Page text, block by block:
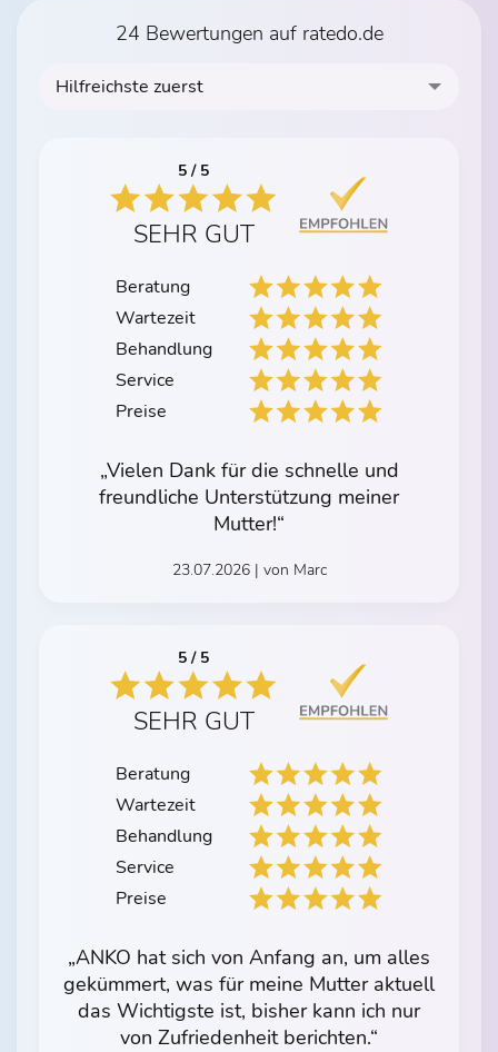
24 Bewertungen auf ratedo.de
Hilfreichste zuerst
5 / 5
SEHR GUT
Beratung
Wartezeit
Behandlung
Service
Preise
„Vielen Dank für die schnelle und
freundliche Unterstützung meiner
Mutter!“
23.07.2026 | von Marc
5 / 5
SEHR GUT
Beratung
Wartezeit
Behandlung
Service
Preise
„ANKO hat sich von Anfang an, um alles
gekümmert, was für meine Mutter aktuell
das Wichtigste ist, bisher kann ich nur
von Zufriedenheit berichten.“